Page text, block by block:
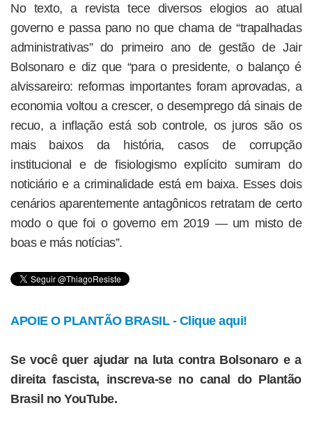
No texto, a revista tece diversos elogios ao atual
governo e passa pano no que chama de “trapalhadas
administrativas” do primeiro ano de gestão de Jair
Bolsonaro e diz que “para o presidente, o balanço é
alvissareiro: reformas importantes foram aprovadas, a
economia voltou a crescer, o desemprego dá sinais de
recuo, a inflação está sob controle, os juros são os
mais baixos da história, casos de corrupção
institucional e de fisiologismo explícito sumiram do
noticiário e a criminalidade está em baixa. Esses dois
cenários aparentemente antagônicos retratam de certo
modo o que foi o governo em 2019 — um misto de
boas e más notícias”.
APOIE O PLANTÃO BRASIL - Clique aqui!
Se você quer ajudar na luta contra Bolsonaro e a
direita fascista, inscreva-se no canal do Plantão
Brasil no YouTube.